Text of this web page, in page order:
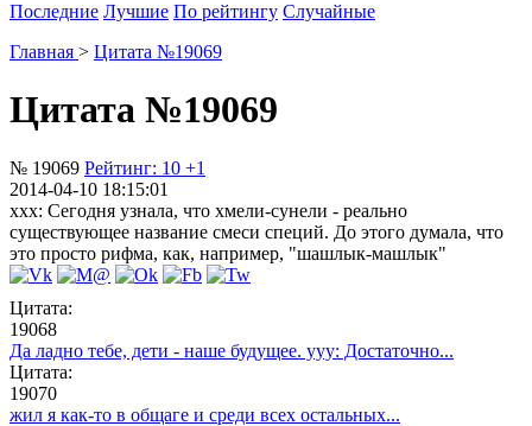
Последние Лучшие По рейтингу Случайные
Главная > Цитата №19069
Цитата №19069
№ 19069 Рейтинг: 10 +1
2014-04-10 18:15:01
xxx: Сегодня узнала, что хмели-сунели - реально
существующее название смеси специй. До этого думала, что
это просто рифма, как, например, "шашлык-машлык"
Цитата:
19068
Да ладно тебе, дети - наше будущее. yyy: Достаточно...
Цитата:
19070
жил я как-то в общаге и среди всех остальных...